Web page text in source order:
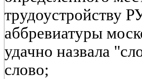
трудоустройству
аббревиатуры
удачно назвала
слово;